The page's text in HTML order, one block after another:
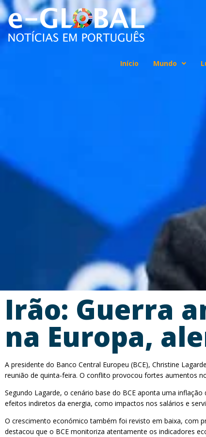
Início Mundo
Irão: Guerra
na Europa,
A presidente do Banco Central Europeu (BCE), Christine
reunião de quinta-feira. O conflito provocou fortes aumentos
Segundo Lagarde, o cenário base do BCE aponta uma
efeitos indiretos da energia, como impactos nos salários e
O crescimento económico também foi revisto em baixa, com
destacou que o BCE monitoriza atentamente os indicadores